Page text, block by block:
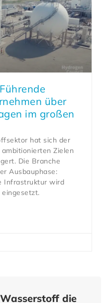
über
im großen
hat sich der
Zielen
Die Branche
Ausbauphase:
Infrastruktur wird
die